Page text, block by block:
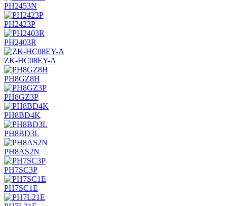
PH2453N
PH2423P
PH2403R
ZK-HC08EY-A
PH8GZ8H
PH8GZ3P
PH8BD4K
PH8BD3L
PH8AS2N
PH7SC3P
PH7SC1E